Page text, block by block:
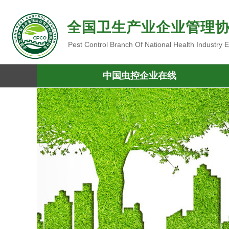
全国卫生产业企业管理
Pest Control Branch Of National Health Industry
中国虫控企业在线